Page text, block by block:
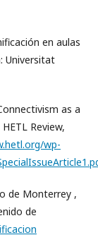
en aulas
Universitat
as a
Review,
wp-
de Monterrey ,
de